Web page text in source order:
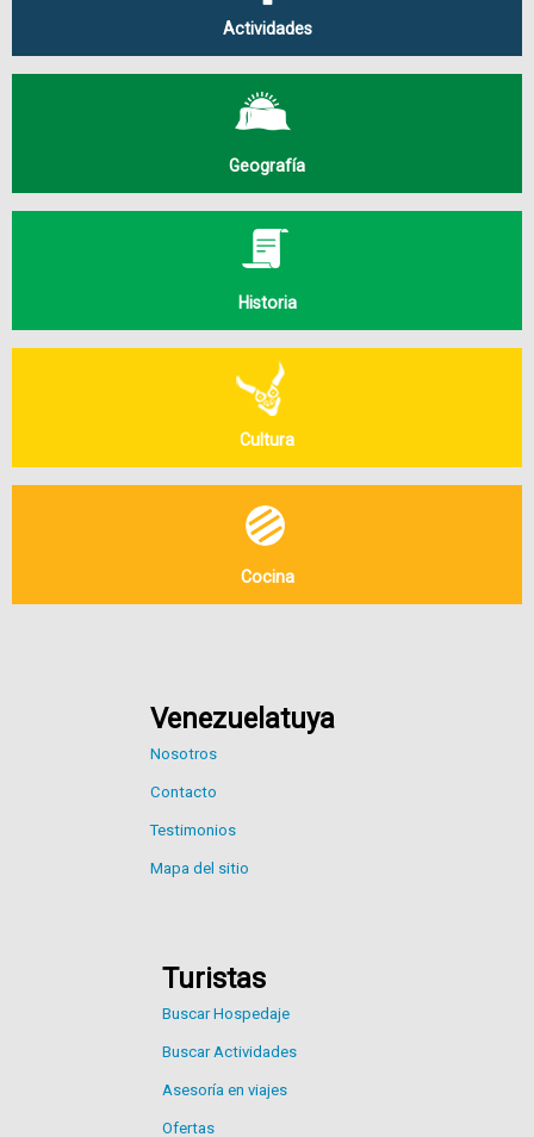
Actividades
Geografía
Historia
Cultura
Cocina
Venezuelatuya
Nosotros
Contacto
Testimonios
Mapa del sitio
Turistas
Buscar Hospedaje
Buscar Actividades
Asesoría en viajes
Ofertas